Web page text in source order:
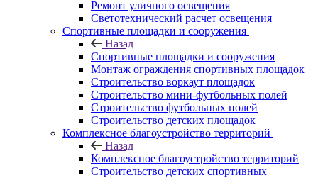
Ремонт уличного освещения
Светотехнический расчет освещения
Спортивные площадки и сооружения
Назад
Спортивные площадки и сооружения
Монтаж ограждения спортивных площадок
Строительство воркаут площадок
Строительство мини-футбольных полей
Строительство футбольных полей
Строительство детских площадок
Комплексное благоустройство территорий
Назад
Комплексное благоустройство территорий
Строительство детских спортивных